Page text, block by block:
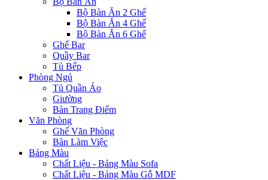
Bộ Bàn Ăn 2 Ghế
Bộ Bàn Ăn 4 Ghế
Bộ Bàn Ăn 6 Ghế
Ghế Bar
Quầy Bar
Tủ Bếp
Phòng Ngủ
Tủ Quần Áo
Giường
Bàn Trang Điểm
Văn Phòng
Ghế Văn Phòng
Bàn Làm Việc
Bảng Màu
Chất Liệu - Bảng Màu Sofa
Chất Liệu - Bảng Màu Gỗ MDF